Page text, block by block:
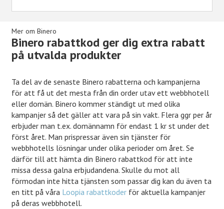
som gör att du får handla domännamn och webbhotell till
rabattkod innan du ska lägga din order.
Mer om Binero
Binero rabattkod ger dig extra rabatt
på utvalda produkter
Ta del av de senaste Binero rabatterna och kampanjerna
för att få ut det mesta från din order utav ett webbhotell
eller domän. Binero kommer ständigt ut med olika
kampanjer så det gäller att vara på sin vakt. Flera ggr per år
erbjuder man t.ex. domännamn för endast 1 kr st under det
först året. Man prispressar även sin tjänster för
webbhotells lösningar under olika perioder om året. Se
därför till att hämta din Binero rabattkod för att inte
missa dessa galna erbjudandena. Skulle du mot all
förmodan inte hitta tjänsten som passar dig kan du även ta
en titt på våra Loopia rabattkoder för aktuella kampanjer
på deras webbhotell.